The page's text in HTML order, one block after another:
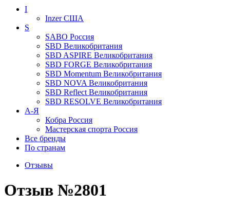
I
InzerСША
S
SABO Россия
SBD Великобритания
SBD ASPIRE Великобритания
SBD FORGE Великобритания
SBD Momentum Великобритания
SBD NOVA Великобритания
SBD Reflect Великобритания
SBD RESOLVE Великобритания
А-Я
Кобра Россия
Мастерская спорта Россия
Все бренды
По странам
Отзывы
Отзыв №2801